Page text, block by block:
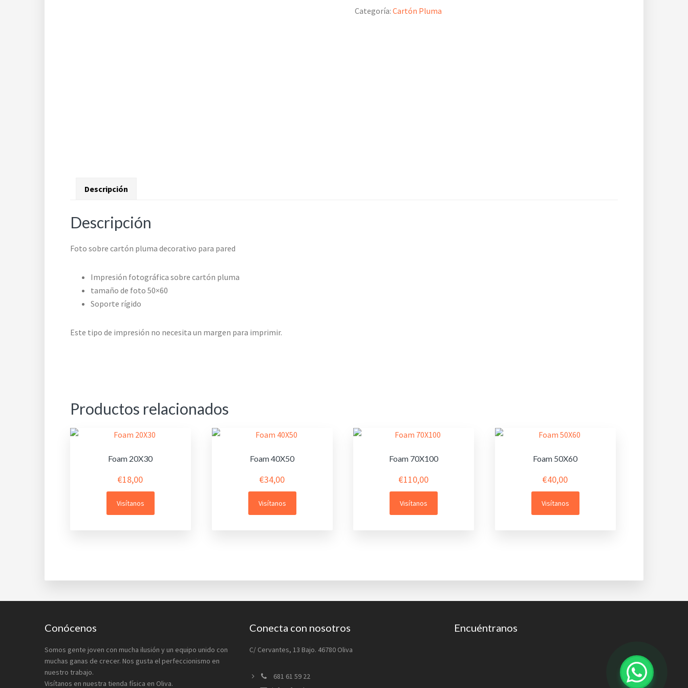
Categoría:Cartón Pluma
Descripción
Descripción
Foto sobre cartón pluma decorativo para pared
Impresión fotográfica sobre cartón pluma
tamaño de foto 50×60
Soporte rígido
Este tipo de impresión no necesita un margen para imprimir.
Productos relacionados
Foam 20X30
€18,00
Visítanos
Foam 40X50
€34,00
Visítanos
Foam 70X100
€110,00
Visítanos
Foam 50X60
€40,00
Visítanos
FooterConócenos
Somos gente joven con mucha ilusión y un equipo unido con
muchas ganas de crecer. Nos gusta el perfeccionismo en
nuestro trabajo.
Visítanos en nuestra tienda física en Oliva.
Conecta con nosotros
C/ Cervantes, 13 Bajo. 46780 Oliva
681 61 59 22
Encuéntranos